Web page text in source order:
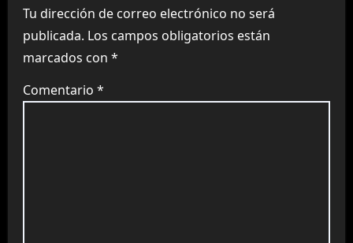
Tu dirección de correo electrónico no será
publicada. Los campos obligatorios están
marcados con *
Comentario *